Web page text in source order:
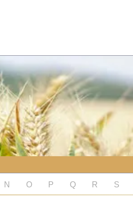
N O P Q R S